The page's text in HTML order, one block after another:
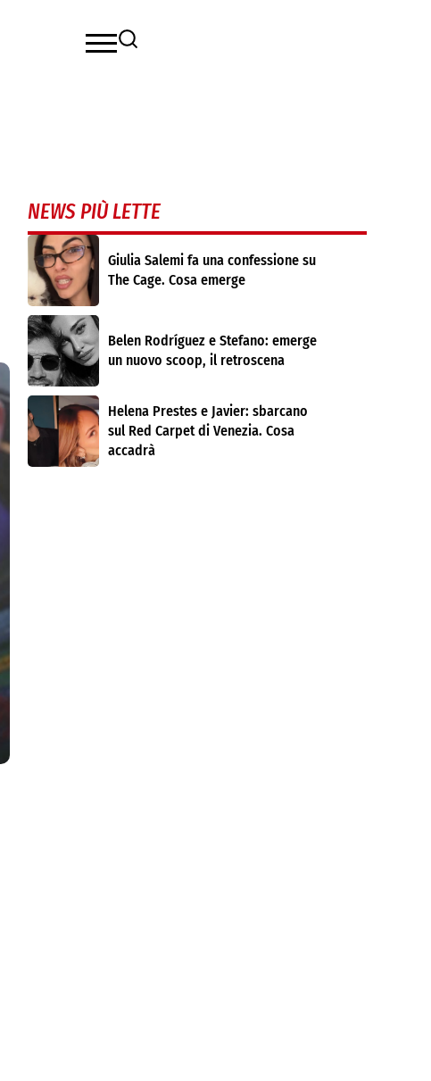
NEWS PIÙ LETTE
Giulia Salemi fa una confessione su
The Cage. Cosa emerge
Belen Rodríguez e Stefano: emerge
un nuovo scoop, il retroscena
Helena Prestes e Javier: sbarcano
sul Red Carpet di Venezia. Cosa
accadrà